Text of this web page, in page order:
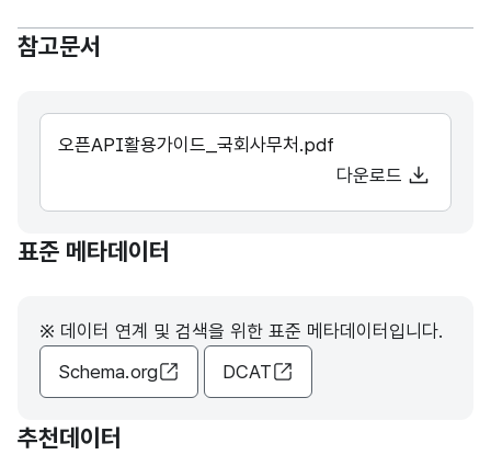
참고문서
오픈API활용가이드_국회사무처.pdf
다운로드
표준 메타데이터
※ 데이터 연계 및 검색을 위한 표준 메타데이터입니다.
Schema.org
DCAT
추천데이터